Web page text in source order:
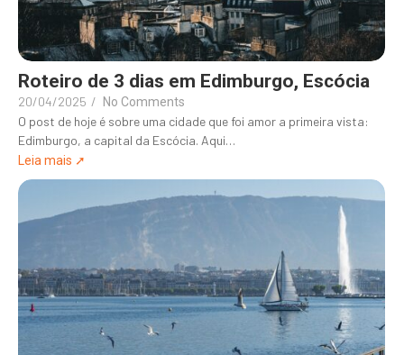
Roteiro de 3 dias em Edimburgo, Escócia
20/04/2025 / No Comments
O post de hoje é sobre uma cidade que foi amor a primeira vista:
Edimburgo, a capital da Escócia. Aqui…
Leia mais ➚